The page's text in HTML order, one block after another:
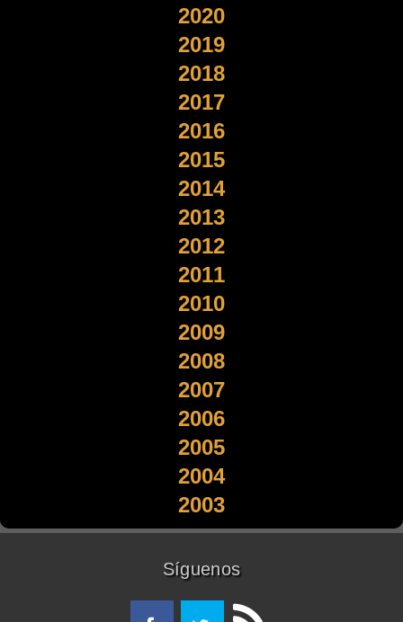
2020
2019
2018
2017
2016
2015
2014
2013
2012
2011
2010
2009
2008
2007
2006
2005
2004
2003
Síguenos